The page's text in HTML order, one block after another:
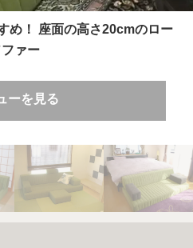
め！ 座面の高さ20cmのロー
ファー
ーを見る